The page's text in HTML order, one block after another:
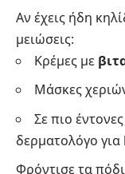
Αν έχεις ήδη
μειώσεις:
Κρέμες με
Μάσκες
Σε πιο
δερματολόγο
Φρόντισε τα